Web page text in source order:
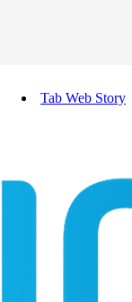
Tab Web Story